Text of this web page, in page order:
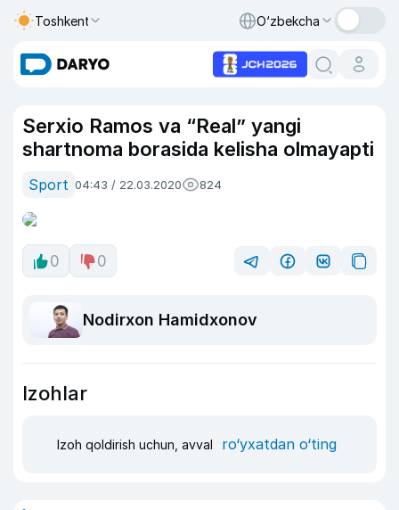
Toshkent O‘zbekcha
Serxio Ramos va “Real” yangi
shartnoma borasida kelisha olmayapti
Sport 04:43 / 22.03.2020 824
0 0
Nodirxon Hamidxonov
Izohlar
Izoh qoldirish uchun, avval ro‘yxatdan o‘ting